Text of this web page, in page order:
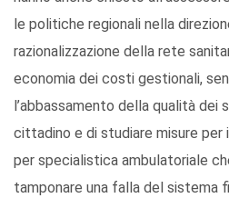
le politiche regionali nella
razionalizzazione della rete
economia dei costi gestionali,
l’abbassamento della qualità dei
cittadino e di studiare misure
per specialistica ambulatoriale
tamponare una falla del sistema